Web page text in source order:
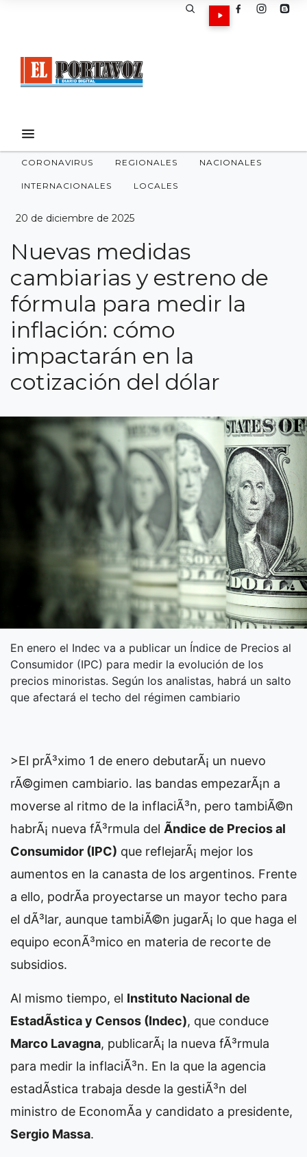
CORONAVIRUS REGIONALES NACIONALES
INTERNACIONALES LOCALES
20 de diciembre de 2025
Nuevas medidas
cambiarias y estreno de
fórmula para medir la
inflación: cómo
impactarán en la
cotización del dólar
En enero el Indec va a publicar un Índice de Precios al
Consumidor (IPC) para medir la evolución de los
precios minoristas. Según los analistas, habrá un salto
que afectará el techo del régimen cambiario
>El prÃ³ximo 1 de enero debutarÃ¡ un nuevo
rÃ©gimen cambiario. las bandas empezarÃ¡n a
moverse al ritmo de la inflaciÃ³n, pero tambiÃ©n
habrÃ¡ nueva fÃ³rmula del Ãndice de Precios al
Consumidor (IPC) que reflejarÃ¡ mejor los
aumentos en la canasta de los argentinos. Frente
a ello, podrÃ­a proyectarse un mayor techo para
el dÃ³lar, aunque tambiÃ©n jugarÃ¡ lo que haga el
equipo econÃ³mico en materia de recorte de
subsidios.
Al mismo tiempo, el Instituto Nacional de
EstadÃ­stica y Censos (Indec), que conduce
Marco Lavagna, publicarÃ¡ la nueva fÃ³rmula
para medir la inflaciÃ³n. En la que la agencia
estadÃ­stica trabaja desde la gestiÃ³n del
ministro de EconomÃ­a y candidato a presidente,
Sergio Massa.